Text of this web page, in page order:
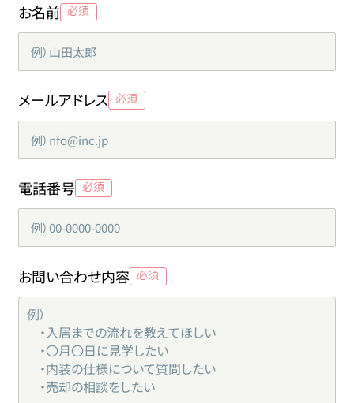
お名前
メールアドレス
電話番号
お問い合わせ内容